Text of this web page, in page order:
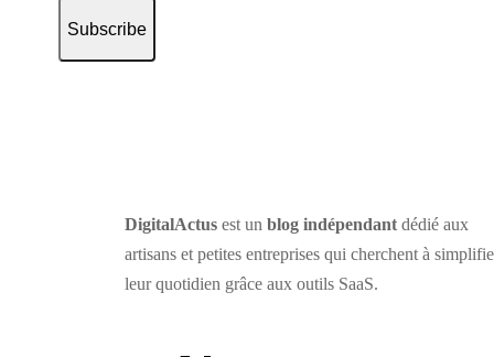
Subscribe
DigitalActus est un blog indépendant dédié aux
artisans et petites entreprises qui cherchent à
leur quotidien grâce aux outils SaaS.